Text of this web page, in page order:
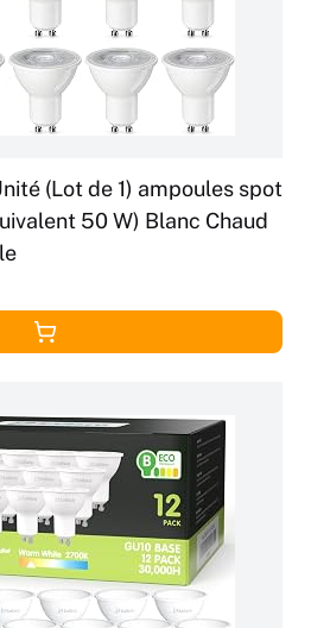
(Lot de 1) ampoules spot
50 W) Blanc Chaud